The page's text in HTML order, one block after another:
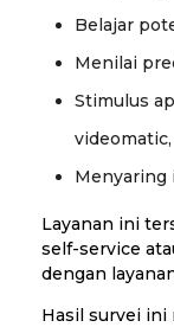
Belajar
Menilai
Stimulus
Menyaring
Layanan ini
self-service
dengan
Hasil survei ini